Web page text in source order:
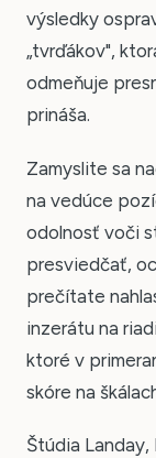
výsledky
„tvrďákov",
odmeňuje
prináša.
Zamyslite sa
na vedúce
odolnosť voči
presviedčať,
prečítate
inzerátu na
ktoré v
skóre na
Štúdia Landay,